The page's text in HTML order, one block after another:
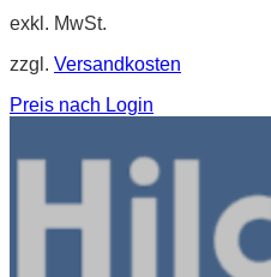
exkl. MwSt.
zzgl. Versandkosten
Preis nach Login